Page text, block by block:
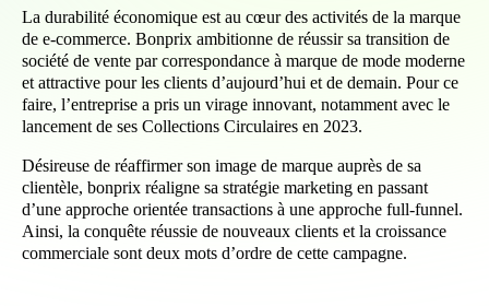
La durabilité économique est au cœur des activités de la marque
de e-commerce. Bonprix ambitionne de réussir sa transition de
société de vente par correspondance à marque de mode moderne
et attractive pour les clients d’aujourd’hui et de demain. Pour ce
faire, l’entreprise a pris un virage innovant, notamment avec le
lancement de ses Collections Circulaires en 2023.
Désireuse de réaffirmer son image de marque auprès de sa
clientèle, bonprix réaligne sa stratégie marketing en passant
d’une approche orientée transactions à une approche full-funnel.
Ainsi, la conquête réussie de nouveaux clients et la croissance
commerciale sont deux mots d’ordre de cette campagne.